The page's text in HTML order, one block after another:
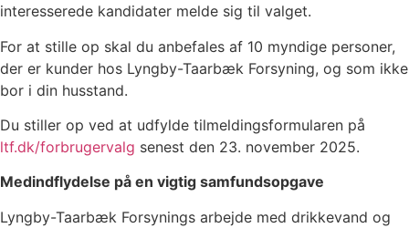
interesserede kandidater melde sig til valget.
For at stille op skal du anbefales af 10 myndige personer,
der er kunder hos Lyngby-Taarbæk Forsyning, og som ikke
bor i din husstand.
Du stiller op ved at udfylde tilmeldingsformularen på
ltf.dk/forbrugervalg senest den 23. november 2025.
Medindflydelse på en vigtig samfundsopgave
Lyngby-Taarbæk Forsynings arbejde med drikkevand og